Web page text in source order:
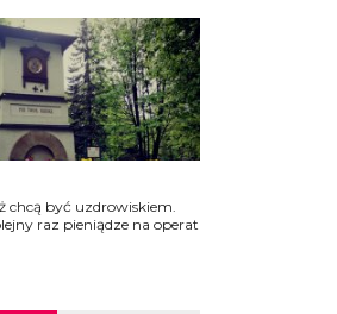
chcą być uzdrowiskiem.
raz pieniądze na operat